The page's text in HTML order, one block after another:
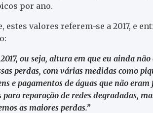
por ano.
valores referem-se a 2017, e
ou seja, altura em que eu ainda não
perdas, com várias medidas como
e pagamentos de águas que não eram
reparação de redes degradadas,
as maiores perdas.”